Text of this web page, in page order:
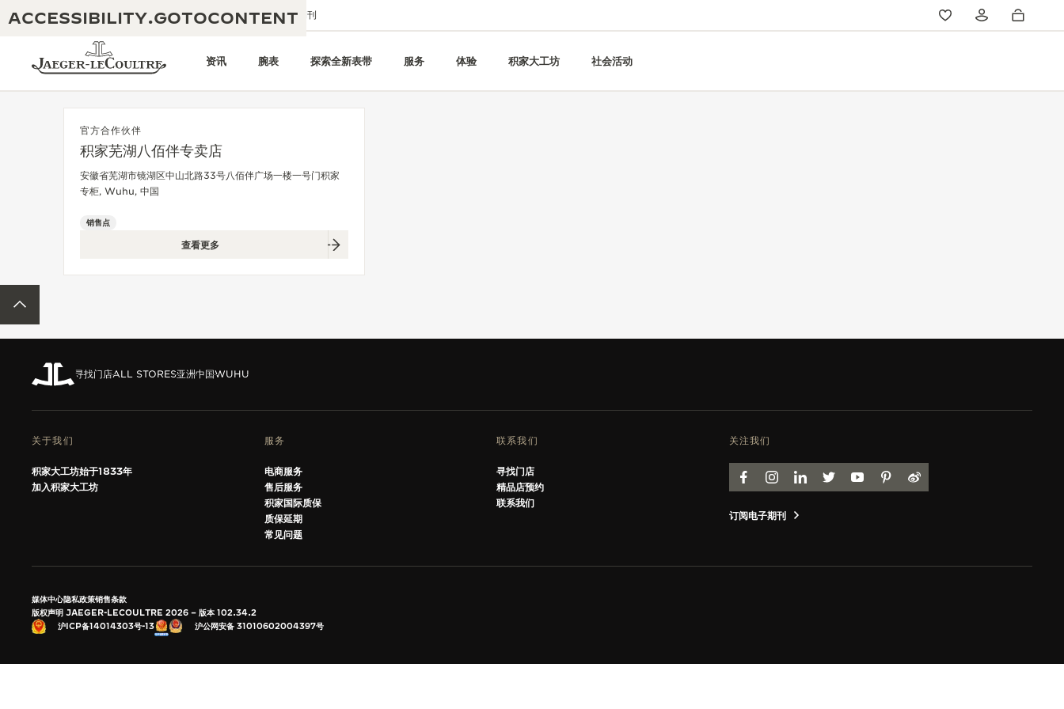
ACCESSIBILITY.GOTOCONTENT
给我们发送电子邮件 精品店 电子期刊
资讯 腕表 探索全新表带 服务 体验 积家大工坊 社会活动
积家REVERSO 1931 CAFÉ
“THE PERPETUAL TIMEKEEPER”
展览
查看所有活动
190余年
匠心巧思：1400多款机芯
180多项精湛技艺
官方合作伙伴
积家芜湖八佰伴专卖店
安徽省芜湖市镜湖区中山北路33号八佰伴广场一楼一号门积家
专柜, Wuhu, 中国
销售点
查看更多
寻找门店ALL STORES亚洲中国WUHU
关于我们
积家大工坊始于1833年
加入积家大工坊
服务
电商服务
售后服务
积家国际质保
质保延期
常见问题
联系我们
寻找门店
精品店预约
联系我们
关注我们
FACEBOOK
INSTAGRAM
LINKEDINTWITTERYOUTUBEPINTEREST
WEIBO
订阅电子期刊
媒体中心隐私政策销售条款
版权声明 JAEGER-LECOULTRE 2026
版本 102.34.2
沪ICP备14014303号-13
沪公网安备 31010602004397号